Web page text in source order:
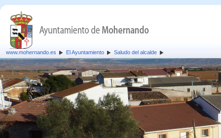
www.mohernando.es El Ayuntamiento Saludo del alcalde